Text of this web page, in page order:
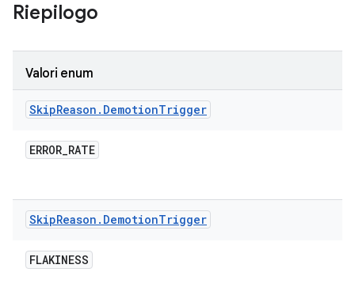
Riepilogo
Valori enum
SkipReason . DemotionTrigger
ERROR_RATE
SkipReason . DemotionTrigger
FLAKINESS